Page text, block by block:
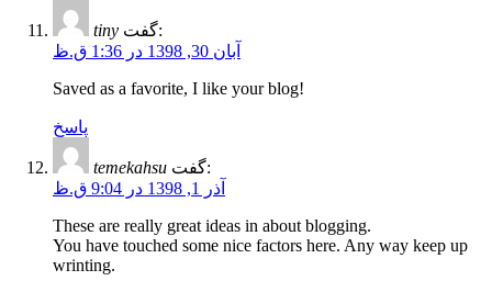
tiny
گفت:
آبان 30, 1398 در 1:36 ق.ظ
Saved as a favorite, I like your blog!
پاسخ
temekahsu
گفت:
آذر 1, 1398 در 9:04 ق.ظ
These are really great ideas in about blogging.
You have touched some nice factors here. Any way keep up
wrinting.